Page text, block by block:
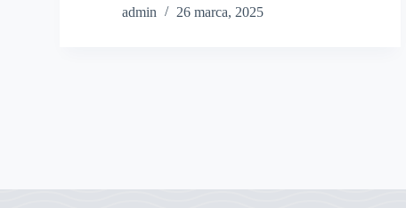
admin
26 marca, 2025